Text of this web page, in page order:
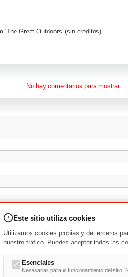
'The Great Outdoors' (sin créditos)
No hay comentarios para mostrar.
Este sitio utiliza cookies
Utilizamos cookies propias y de terceros
nuestro tráfico. Puedes aceptar todas las
Esenciales
Necesarias para el funcionamiento del sitio.